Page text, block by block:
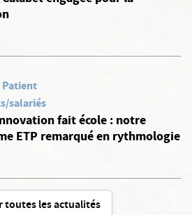
Patient
salariés
fait école : notre
ETP remarqué en rythmologie
toutes les actualités